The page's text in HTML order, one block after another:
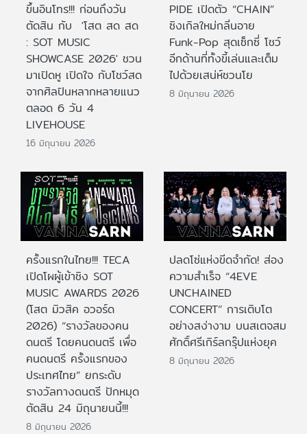
ขึ้นอินโทร!!! ก่อนถึงวัน
ตัดสิน กับ 'โสต สด สด
: SOT MUSIC
SHOWCASE 2026' ชวน
มาเปิดหู เปิดใจ กับโชว์สด
จากศิลปินหลากหลายแนว
ตลอด 6 วัน 4
LIVEHOUSE
16 มิถุนายน 2026
PIDE เปิดตัว “CHAIN”
ซิงเกิลใหม่กลิ่นอาย
Funk-Pop สุดเซ็กซี่ โชว์
อีกด้านที่ทั้งขี้เล่นและเต็ม
ไปด้วยเสน่ห์ชวนโย
8 มิถุนายน 2026
ครั้งแรกในไทย!!! TECA
เปิดโผผู้เข้าชิง SOT
MUSIC AWARDS 2026
(โสต มิวสิค อวอร์ด
2026) “รางวัลของคน
ดนตรี โดยคนดนตรี เพื่อ
คนดนตรี ครั้งแรกของ
ประเทศไทย” ยกระดับ
รางวัลทางดนตรี ปักหมุด
ตัดสิน 24 มิถุนายนนี้!!!
8 มิถุนายน 2026
ปลดโซ่แห่งขีดจำกัด! ส่อง
ความสำเร็จ “4EVE
UNCHAINED
CONCERT” การเติบโต
อย่างสง่างาม บนสเตจสม
ศักดิ์ศรีเกิร์ลกรุ๊ปแห่งยุค
8 มิถุนายน 2026